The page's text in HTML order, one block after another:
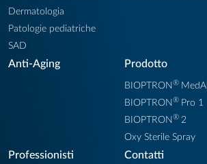
Dermatologia
Patologie pediatriche
SAD
Anti-Aging Prodotto
BIOPTRON® MedAll
BIOPTRON® Pro 1
BIOPTRON® 2
Oxy Sterile Spray
Professionisti Contatti